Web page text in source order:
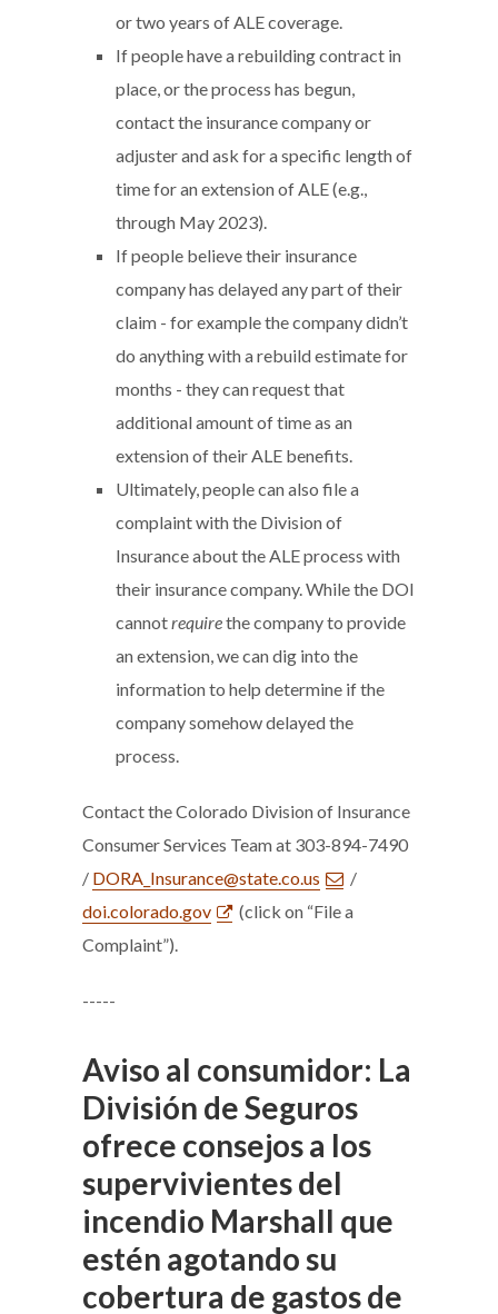
or two years of ALE coverage.
If people have a rebuilding contract in
place, or the process has begun,
contact the insurance company or
adjuster and ask for a specific length of
time for an extension of ALE (e.g.,
through May 2023).
If people believe their insurance
company has delayed any part of their
claim - for example the company didn’t
do anything with a rebuild estimate for
months - they can request that
additional amount of time as an
extension of their ALE benefits.
Ultimately, people can also file a
complaint with the Division of
Insurance about the ALE process with
their insurance company. While the DOI
cannotrequirethe company to provide
an extension, we can dig into the
information to help determine if the
company somehow delayed the
process.
Contact the Colorado Division of Insurance
Consumer Services Team at 303-894-7490
/ DORA_Insurance@state.co.us
/
doi.colorado.gov
(click on “File a
Complaint”).
-----
Aviso al consumidor: La
División de Seguros
ofrece consejos a los
supervivientes del
incendio Marshall que
estén agotando su
cobertura de gastos de